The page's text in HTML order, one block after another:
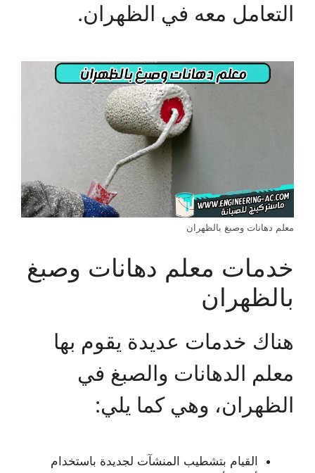
التعامل معه في الظهران.
معلم دهانات وصبغ بالظهران
خدمات معلم دهانات وصبغ
بالظهران
هناك خدمات عديدة يقوم بها
معلم الدهانات والصبغ في
الظهران، وهي كما يلي:
القيام بتشطيب المنشآت لجديدة باستخدام